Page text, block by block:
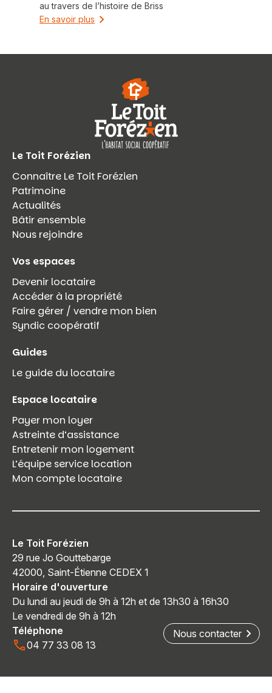
au travers de l’histoire de Briss
En savoir plus
Le Toit Forézien
Connaître Le Toit Forézien
Patrimoine
Actualités
Bâtir ensemble
Nous rejoindre
Vos espaces
Devenir locataire
Accéder à la propriété
Faire gérer / vendre mon bien
Syndic coopératif
Guides
Le guide du locataire
Espace locataire
Payer mon loyer
Astreinte d’assistance
Entretenir mon logement
L’équipe service location
Mon compte locataire
Le Toit Forézien
29 rue Jo Gouttebarge
42000, Saint-Étienne CEDEX 1
Horaire d'ouverture
Du lundi au jeudi de 9h à 12h et de 13h30 à 16h30
Le vendredi de 9h à 12h
Téléphone
04 77 33 08 13
Nous contacter